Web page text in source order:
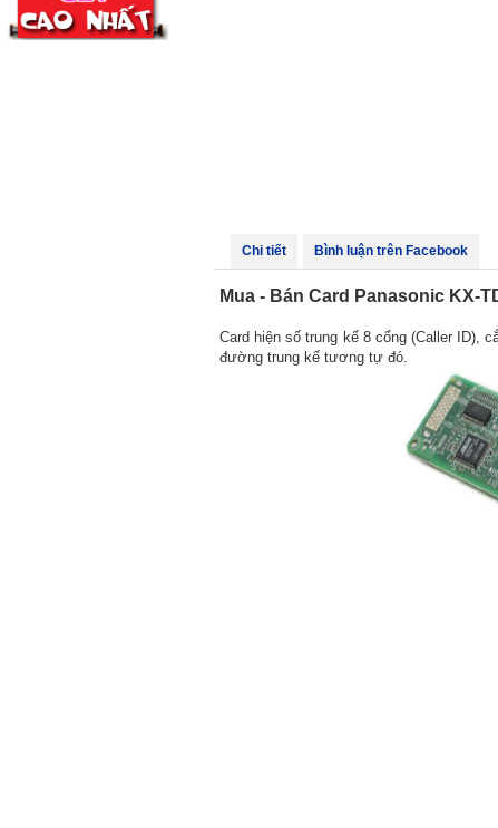
Chi tiết Bình luận trên Facebook
Mua - Bán Card Panasonic KX-
Card hiện số trung kế 8 cổng (Caller ID),
đường trung kế tương tự đó.